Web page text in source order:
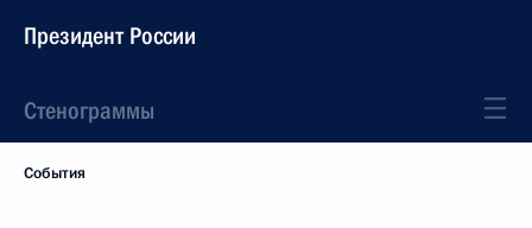
Президент России
Стенограммы
События